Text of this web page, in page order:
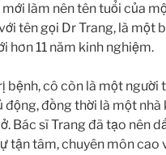
làm nên tên tuổi của
tên gọi Dr Trang, là một
hơn 11 năm kinh nghiệm.
bệnh, cô còn là một người
đồng thời là một nhà
Bác sĩ Trang đã tạo nên
tận tâm, chuyên môn cao